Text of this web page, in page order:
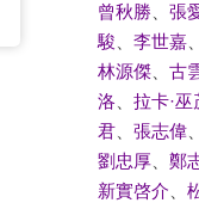
曾秋勝
張
駿
李世嘉、
林源傑、 古
洛、 拉卡·巫
君、 張志偉、
劉忠厚、 鄭
新實啓介